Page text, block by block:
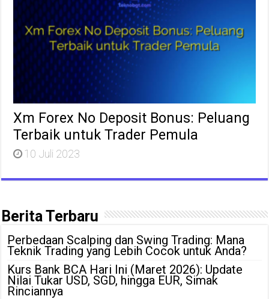
Xm Forex No Deposit Bonus: Peluang
Terbaik untuk Trader Pemula
10 Juli 2023
Berita Terbaru
Perbedaan Scalping dan Swing Trading: Mana
Teknik Trading yang Lebih Cocok untuk Anda?
Kurs Bank BCA Hari Ini (Maret 2026): Update
Nilai Tukar USD, SGD, hingga EUR, Simak
Rinciannya